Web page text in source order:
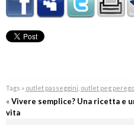
Tags » outlet passeggini outlet peg perego
«Vivere semplice? Una ricetta e
vita